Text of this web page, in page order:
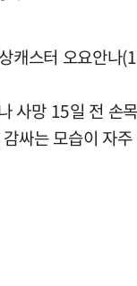
캐스터 오요안
사망 15일 전 손
싸는 모습이 자